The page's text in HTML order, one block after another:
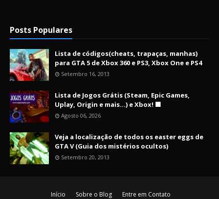
Posts Populares
Lista de códigos(cheats, trapaças, manhas)
para GTA 5 de Xbox 360 e PS3, Xbox One e PS4
Setembro 16, 2013
Lista de Jogos Grátis (Steam, Epic Games,
Uplay, Origin e mais...) e Xbox! 🟩
Agosto 06, 2026
Veja a localização de todos os easter eggs de
GTA V (Guia dos mistérios ocultos)
Setembro 20, 2013
Início Sobre o Blog Entre em Contato